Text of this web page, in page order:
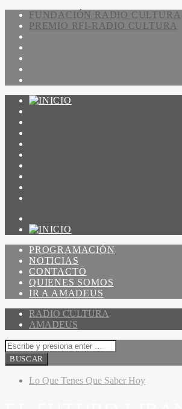
FUNDACIÓN RADIO CULTURA
PREMIO RFI-RADIO CULTURA
PROGRAMACIÓN
NOTICIAS
CONTACTO
QUIENES SOMOS
IR A AMADEUS
RADIO CULTURA
AMADEUS
Lo Que Tenes Que Saber Hoy